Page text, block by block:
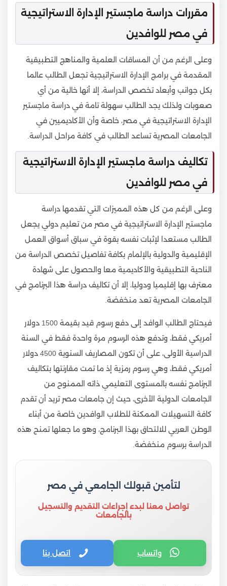
مقررات دراسة ماجستير الإدارة الاستراتيجية
في مصر للوافدين
وعلى الرغم من أن المساقات العلمية والمناهج التطبيقية
المقدمة في برامج الإدارة الاستراتيجية تجعل الطالب عالما
بكل جوانب وأبعاد تخصص الدراسة، إلا أنها خالية من أي
صعوبات ولذلك يجد الطالب سهولة تامة في دراسة ماجستير
الإدارة الاستراتيجية في مصر، خاصة وأن الأكاديميين في
الجامعات المصرية تساعد الطالب في كافة مراحل الدراسة.
تكاليف دراسة ماجستير الإدارة الاستراتيجية
في مصر للوافدين
وعلى الرغم من كل هذه المميزات التي تقدمها دراسة
ماجستير الإدارة الاستراتيجية في مصر من تعليم دولي يجعل
الطالب مستعدا لإثبات نفسه بقوة في سباق أسواق العمل
الإقليمية والدولية بالإلمام بكافة تفاصيل تخصص الدراسة من
الناحية التطبيقية والأكاديمية معا والحصول على شهادة
معترف بها إقليميا ودوليا، إلا أن تكاليف دراسة هذا البرنامج في
الجامعات المصرية تعد منخفضة.
فيحتاج الطالب الوافد إلى دفع رسوم قيد بقيمة 1500 دولار
أمريكي فقط، وتدفع هذه الرسوم مرة واحدة فقط في السنة
الدراسية الأولى، على أن تكون المصاريف السنوية 4500 دولار
أمريكي فقط، وهي رسوم رمزية إذ ما تمت مقارنتها بتكاليف
البرنامج نفسه بالمستوى التعليمي ذاته الممنوح من
الجامعات الدولية الأخرى، حيث إن جامعات مصر تريد أن تقدم
كافة التسهيلات الممكنة للطلاب الوافدين خاصة من أبناء
الوطن العربي للالتحاق بهذا البرنامج، وهو ما جعلها تمنح هذه
الدراسة برسوم منخفضة.
لتأمين قبولك الجامعي في مصر
تواصل معنا لبدء إجراءات التقديم والتسجيل
بالجامعات
واتساب اتصل بنا